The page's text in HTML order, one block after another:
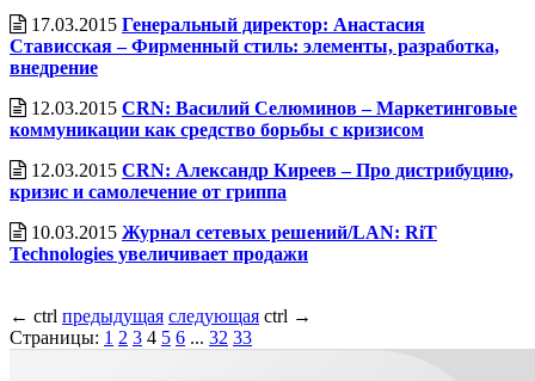
17.03.2015 Генеральный директор: Анастасия
Стависская – Фирменный стиль: элементы, разработка,
внедрение
12.03.2015 CRN: Василий Селюминов – Маркетинговые
коммуникации как средство борьбы с кризисом
12.03.2015 CRN: Александр Киреев – Про дистрибуцию,
кризис и самолечение от гриппа
10.03.2015 Журнал сетевых решений/LAN: RiT
Technologies увеличивает продажи
← ctrl предыдущая следующая ctrl →
Страницы: 1 2 3 4 5 6 ... 32 33